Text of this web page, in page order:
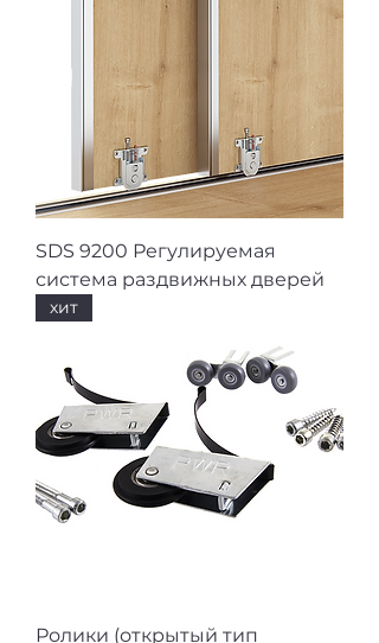
SDS 9200 Регулируемая
система раздвижных дверей
хит
Ролики (открытый тип